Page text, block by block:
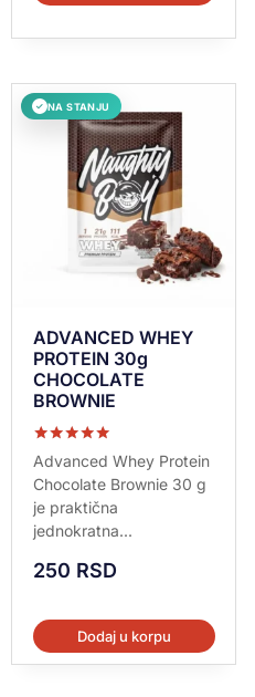
✓ NA STANJU
ADVANCED WHEY
PROTEIN 30g
CHOCOLATE
BROWNIE
Ocenjeno sa
5.00
od 5
Advanced Whey Protein
Chocolate Brownie 30 g
je praktična
jednokratna...
250 RSD
Dodaj u korpu